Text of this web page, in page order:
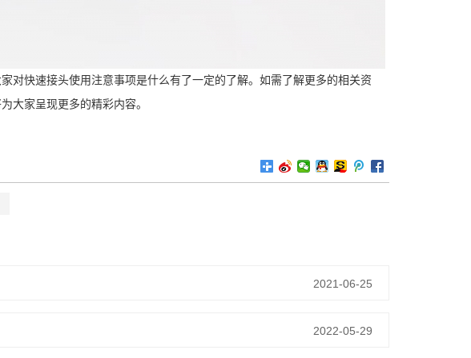
对快速接头使用注意事项是什么有了一定的了解。如需了解更多的相关资
大家呈现更多的精彩内容。
2021-06-25
2022-05-29